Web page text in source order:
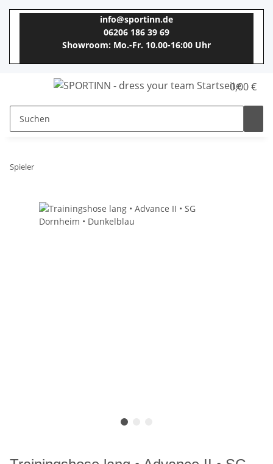
info@sportinn.de
06206 186 39 69
Showroom: Mo.-Fr. 10.00-16:00 Uhr
0,00 €
Spieler